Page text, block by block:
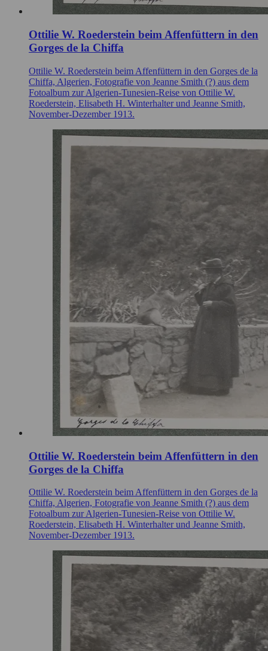
Ottilie W. Roederstein beim Affenfüttern in den
Gorges de la Chiffa
Ottilie W. Roederstein beim Affenfüttern in den Gorges de la
Chiffa, Algerien, Fotografie von Jeanne Smith (?) aus dem
Fotoalbum zur Algerien-Tunesien-Reise von Ottilie W.
Roederstein, Elisabeth H. Winterhalter und Jeanne Smith,
November-Dezember 1913.
Ottilie W. Roederstein beim Affenfüttern in den
Gorges de la Chiffa
Ottilie W. Roederstein beim Affenfüttern in den Gorges de la
Chiffa, Algerien, Fotografie von Jeanne Smith (?) aus dem
Fotoalbum zur Algerien-Tunesien-Reise von Ottilie W.
Roederstein, Elisabeth H. Winterhalter und Jeanne Smith,
November-Dezember 1913.